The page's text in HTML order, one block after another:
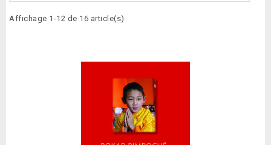
Affichage 1-12 de 16 article(s)